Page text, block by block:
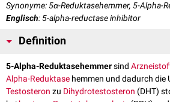
Synonyme: 5α-Reduktasehemmer, 5-Alpha-
Englisch: 5-alpha-reductase inhibitor
Definition
5-Alpha-Reduktasehemmersind
Alpha-Reduktase hemmen und dadurch die
Testosteron zu Dihydrotestosteron (DHT)